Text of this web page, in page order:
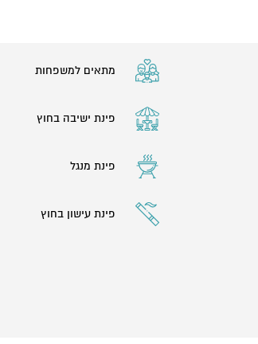
מתאים למשפחות
פינת ישיבה בחוץ
פינת מנגל
פינת עישון בחוץ